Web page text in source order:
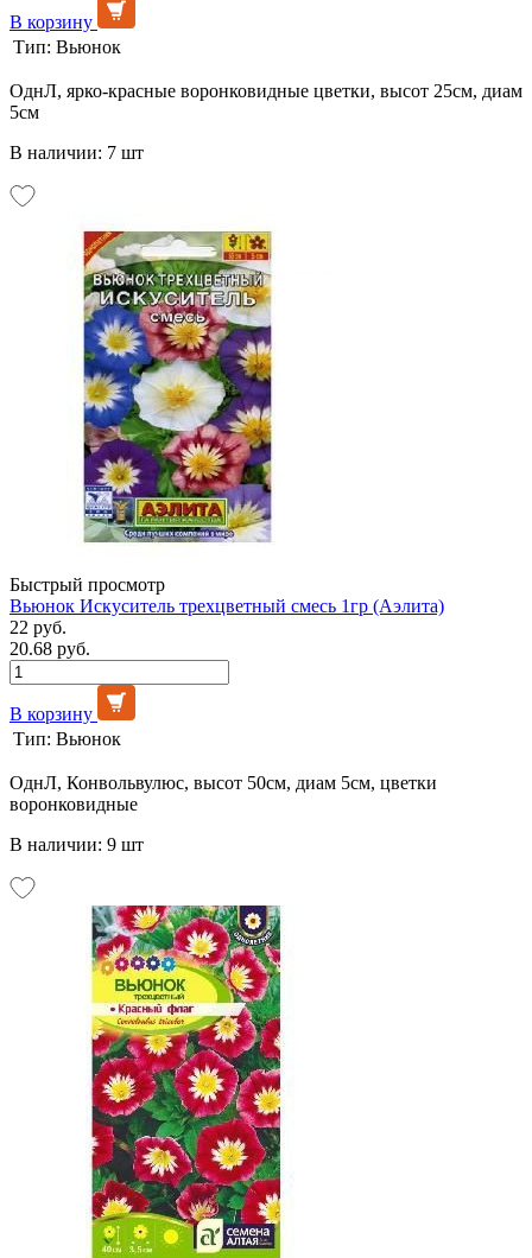
В корзину
Тип: Вьюнок
ОднЛ, ярко-красные воронковидные цветки, высот 25см, диам
5см
В наличии: 7 шт
Быстрый просмотр
Вьюнок Искуситель трехцветный смесь 1гр (Аэлита)
22 руб.
20.68 руб.
В корзину
Тип: Вьюнок
ОднЛ, Конвольвулюс, высот 50см, диам 5см, цветки
воронковидные
В наличии: 9 шт